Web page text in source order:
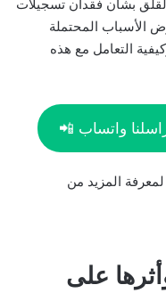
بشأن فقدان تسجيلات
الأسباب المحتملة
التعامل مع هذه
واتساب 📲
لمعرفة المزيد من
على